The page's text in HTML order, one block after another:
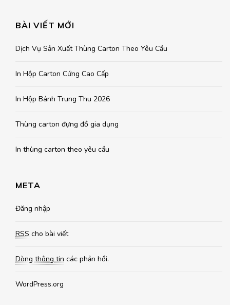
BÀI VIẾT MỚI
Dịch Vụ Sản Xuất Thùng Carton Theo Yêu Cầu
In Hộp Carton Cứng Cao Cấp
In Hộp Bánh Trung Thu 2026
Thùng carton đựng đồ gia dụng
In thùng carton theo yêu cầu
META
Đăng nhập
RSS cho bài viết
Dòng thông tin các phản hồi.
WordPress.org